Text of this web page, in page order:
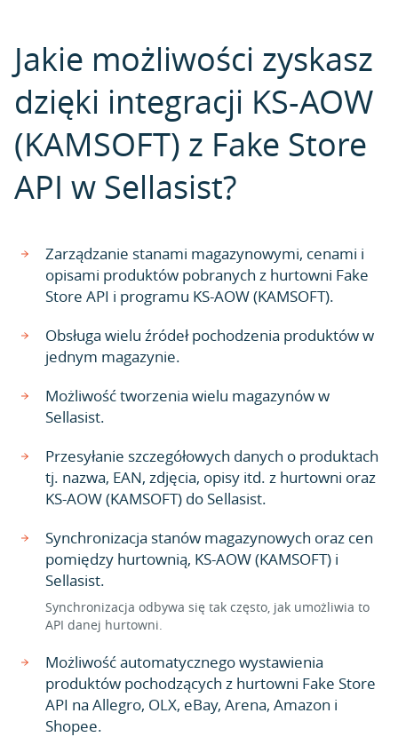
Jakie możliwości zyskasz
dzięki integracji KS-AOW
(KAMSOFT) z Fake Store
API w Sellasist?
Zarządzanie stanami magazynowymi, cenami i
opisami produktów pobranych z hurtowni Fake
Store API i programu KS-AOW (KAMSOFT).
Obsługa wielu źródeł pochodzenia produktów w
jednym magazynie.
Możliwość tworzenia wielu magazynów w
Sellasist.
Przesyłanie szczegółowych danych o produktach
tj. nazwa, EAN, zdjęcia, opisy itd. z hurtowni oraz
KS-AOW (KAMSOFT) do Sellasist.
Synchronizacja stanów magazynowych oraz cen
pomiędzy hurtownią, KS-AOW (KAMSOFT) i
Sellasist.
Synchronizacja odbywa się tak często, jak umożliwia to
API danej hurtowni.
Możliwość automatycznego wystawienia
produktów pochodzących z hurtowni Fake Store
API na Allegro, OLX, eBay, Arena, Amazon i
Shopee.